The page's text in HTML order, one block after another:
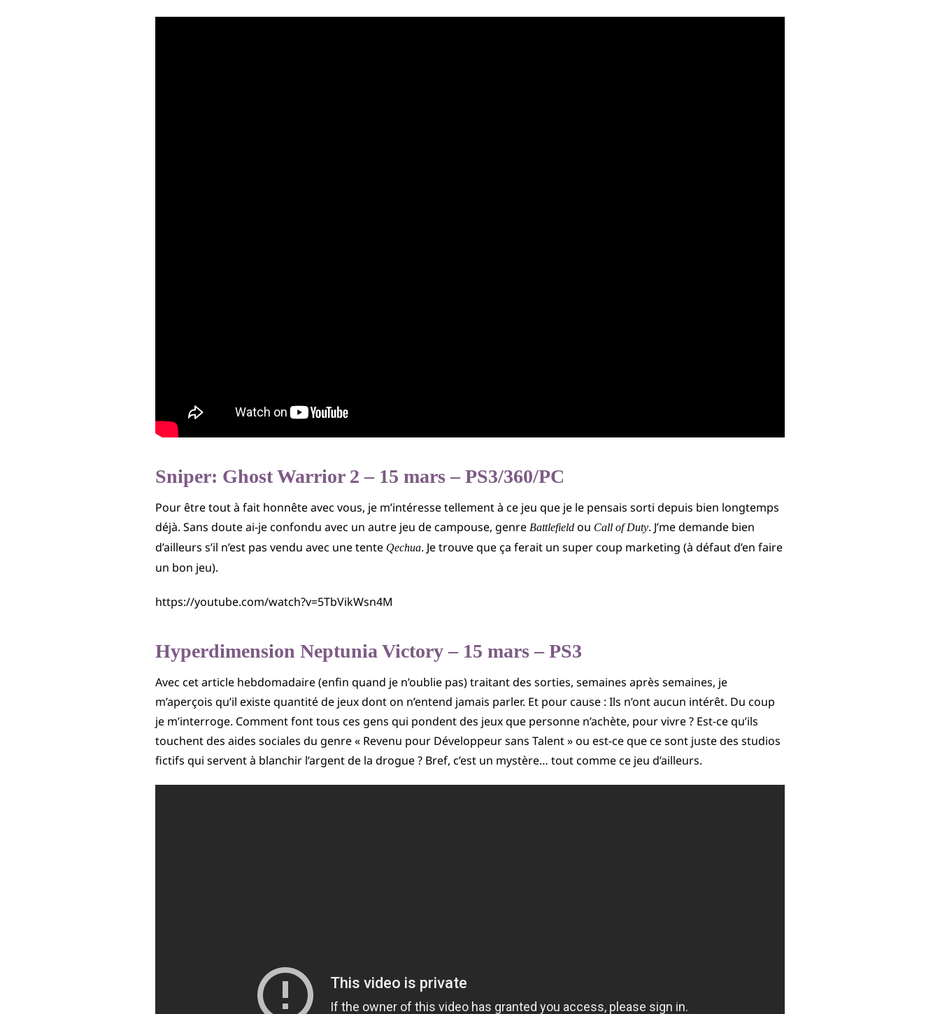
Sniper: Ghost Warrior 2 – 15 mars – PS3/360/PC
Pour être tout à fait honnête avec vous, je m’intéresse tellement à ce jeu que je le pensais sorti depuis bien longtemps
déjà. Sans doute ai-je confondu avec un autre jeu de campouse, genre Battlefield ou Call of Duty. J’me demande bien
d’ailleurs s’il n’est pas vendu avec une tente Qechua. Je trouve que ça ferait un super coup marketing (à défaut d’en faire
un bon jeu).
https://youtube.com/watch?v=5TbVikWsn4M
Hyperdimension Neptunia Victory – 15 mars – PS3
Avec cet article hebdomadaire (enfin quand je n’oublie pas) traitant des sorties, semaines après semaines, je
m’aperçois qu’il existe quantité de jeux dont on n’entend jamais parler. Et pour cause : Ils n’ont aucun intérêt. Du coup
je m’interroge. Comment font tous ces gens qui pondent des jeux que personne n’achète, pour vivre ? Est-ce qu’ils
touchent des aides sociales du genre « Revenu pour Développeur sans Talent » ou est-ce que ce sont juste des studios
fictifs qui servent à blanchir l’argent de la drogue ? Bref, c’est un mystère… tout comme ce jeu d’ailleurs.